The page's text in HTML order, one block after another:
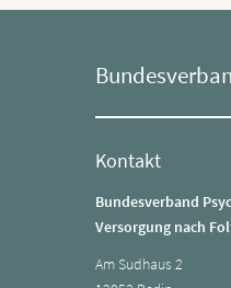
Kontakt
Bundesverband
Versorgung nach
Am Sudhaus 2